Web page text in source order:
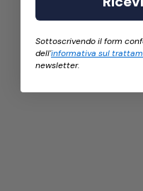
Sottoscrivendo il form
dell'informativa sul
newsletter.